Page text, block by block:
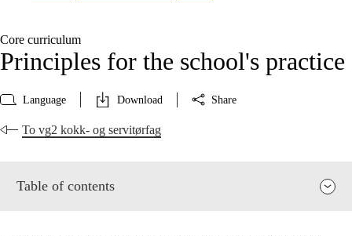
Core curriculum
Principles for the school's practice
Language Download Share
To vg2 kokk- og servitørfag
Table of contents